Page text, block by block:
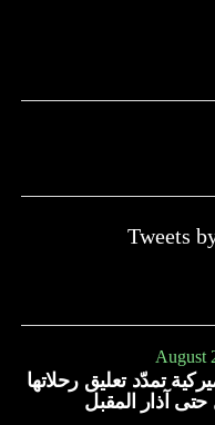
تم تطويرها من قبل
لشركة “هنتنغتون
منذ أكثر من أربعة
الاسم، نسبة للرئيس
Tweets
August
تمدّد تعليق رحلاتها
حتى آذار المقبل